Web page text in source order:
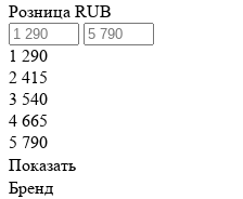
Розница RUB
1 290
2 415
3 540
4 665
5 790
Показать
Бренд